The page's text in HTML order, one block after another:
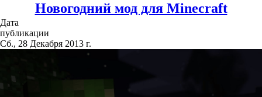
Новогодний мод для Minecraft
Дата
публикации
Сб., 28 Декабря 2013 г.